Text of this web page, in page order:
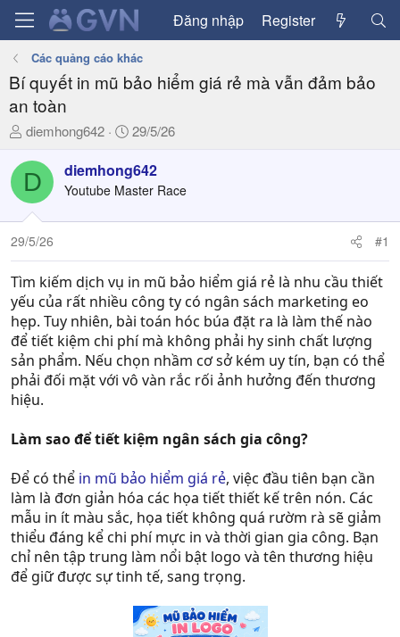
Đăng nhập Register
Các quảng cáo khác
Bí quyết in mũ bảo hiểm giá rẻ mà vẫn đảm bảo
an toàn
T
r
e
a
d
s
t
a
r
t
e
r
diemhong642
N
à
y
ử
29/5/26
D diemhong642
Youtube Master Race
29/5/26 #1
Tìm kiếm dịch vụ in mũ bảo hiểm giá rẻ là nhu cầu thiết
yếu của rất nhiều công ty có ngân sách marketing eo
hẹp. Tuy nhiên, bài toán hóc búa đặt ra là làm thế nào
để tiết kiệm chi phí mà không phải hy sinh chất lượng
sản phẩm. Nếu chọn nhầm cơ sở kém uy tín, bạn có thể
phải đối mặt với vô vàn rắc rối ảnh hưởng đến thương
hiệu.
Làm sao để tiết kiệm ngân sách gia công?
Để có thể in mũ bảo hiểm giá rẻ, việc đầu tiên bạn cần
làm là đơn giản hóa các họa tiết thiết kế trên nón. Các
mẫu in ít màu sắc, họa tiết không quá rườm rà sẽ giảm
thiểu đáng kể chi phí mực in và thời gian gia công. Bạn
chỉ nên tập trung làm nổi bật logo và tên thương hiệu
để giữ được sự tinh tế, sang trọng.